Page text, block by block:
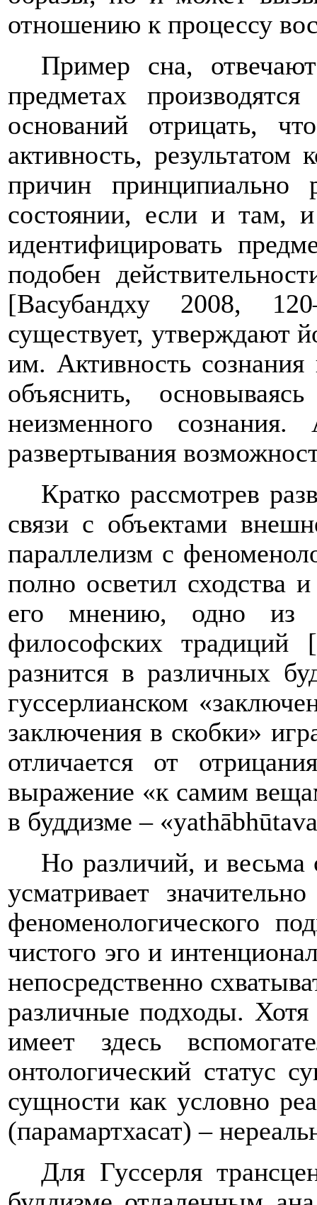
отношению к процессу
Пример сна,
предметах
оснований отрицать,
активность,
причин принципиально
состоянии, если и там,
идентифицировать
подобен
[Васубандху 2008,
существует, утверждают
им. Активность
объяснить,
неизменного
развертывания
Кратко рассмотрев
связи с объектами
параллелизм с
полно осветил сходства
его мнению, одно из
философских традиций
разнится в различных
гуссерлианском
заключения в скобки»
отличается от
выражение «к самим
в буддизме –
Но различий, и
усматривает
феноменологического
чистого эго и
непосредственно
различные подходы. Хотя
имеет здесь
онтологический статус
сущности как условно
(парамартхасат) –
Для Гуссерля